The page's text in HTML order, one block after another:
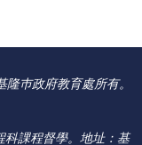
巿政府教育處所有。
科課程督學。 地址：基